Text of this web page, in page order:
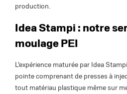
production.
Idea Stampi : notre
moulage PEI
L’expérience maturée par Idea
pointe comprenant de presses à
tout matériau plastique même sur